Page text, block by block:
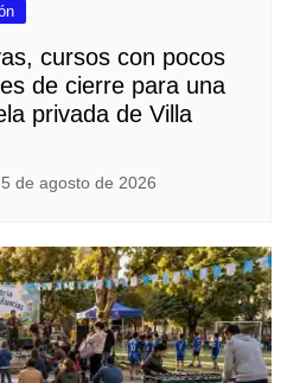
cursos con pocos
de cierre para una
privada de Villa
5 de agosto de 2026